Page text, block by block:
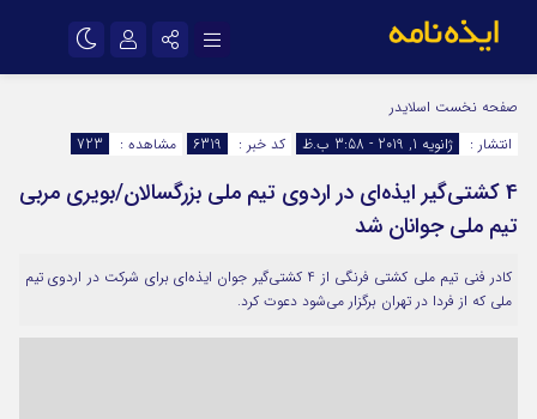
اینستاگرام
سروش
ایتا
آپارات
اپلیکیشن رمز عبور
مرا به خاطر بسپار
صفحه نخست اسلایدر
انتشار :
ژانویه 1, 2019 - 3:58 ب.ظ کد خبر : 6319 مشاهده : 723
4 کشتی‌گیر ایذه‌ای در اردوی تیم ملی بزرگسالان/بویری مربی
تیم ملی جوانان شد
کادر فنی تیم ملی کشتی فرنگی از 4 کشتی‌گیر جوان ایذه‌ای برای شرکت در اردوی تیم
ملی که از فردا در تهران برگزار می‌شود دعوت کرد.